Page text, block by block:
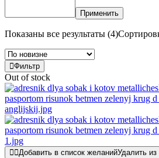
Применить
Показаны все результаты (4)
Фильтр
Out of stock
Добавить в список желанийУдалить